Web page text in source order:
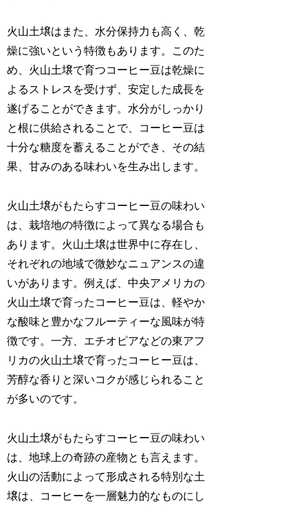
火山土壌はまた、水分保持力も高く、乾
燥に強いという特徴もあります。このた
め、火山土壌で育つコーヒー豆は乾燥に
よるストレスを受けず、安定した成長を
遂げることができます。水分がしっかり
と根に供給されることで、コーヒー豆は
十分な糖度を蓄えることができ、その結
果、甘みのある味わいを生み出します。
火山土壌がもたらすコーヒー豆の味わい
は、栽培地の特徴によって異なる場合も
あります。火山土壌は世界中に存在し、
それぞれの地域で微妙なニュアンスの違
いがあります。例えば、中央アメリカの
火山土壌で育ったコーヒー豆は、軽やか
な酸味と豊かなフルーティーな風味が特
徴です。一方、エチオピアなどの東アフ
リカの火山土壌で育ったコーヒー豆は、
芳醇な香りと深いコクが感じられること
が多いのです。
火山土壌がもたらすコーヒー豆の味わい
は、地球上の奇跡の産物とも言えます。
火山の活動によって形成される特別な土
壌は、コーヒーを一層魅力的なものにし